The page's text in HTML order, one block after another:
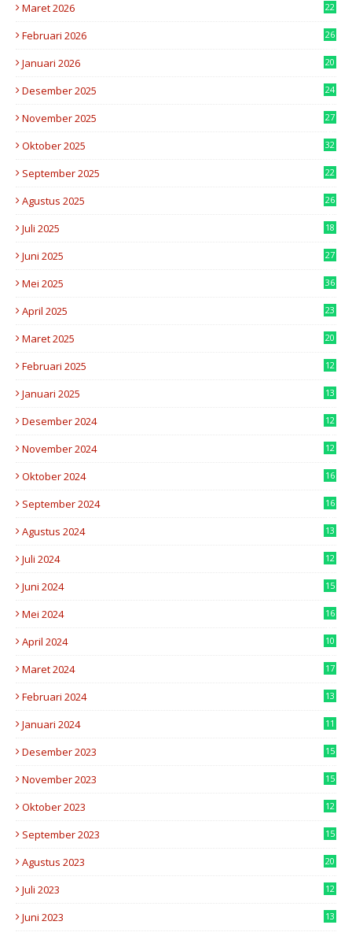
Maret 2026
22
Februari 2026
26
Januari 2026
20
Desember 2025
24
November 2025
27
Oktober 2025
32
September 2025
22
Agustus 2025
26
Juli 2025
18
Juni 2025
27
Mei 2025
36
April 2025
23
Maret 2025
20
Februari 2025
12
Januari 2025
13
Desember 2024
12
November 2024
12
Oktober 2024
16
September 2024
16
Agustus 2024
13
Juli 2024
12
Juni 2024
15
Mei 2024
16
April 2024
10
Maret 2024
17
Februari 2024
13
Januari 2024
11
Desember 2023
15
November 2023
15
Oktober 2023
12
September 2023
15
Agustus 2023
20
Juli 2023
12
Juni 2023
13